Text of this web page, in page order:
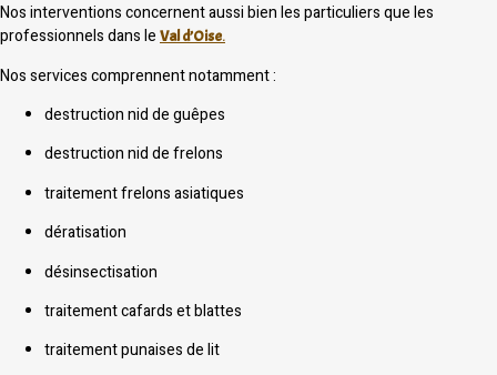
Nos interventions concernent aussi bien les particuliers que les
professionnels dans le Val d’Oise.
Nos services comprennent notamment :
destruction nid de guêpes
destruction nid de frelons
traitement frelons asiatiques
dératisation
désinsectisation
traitement cafards et blattes
traitement punaises de lit